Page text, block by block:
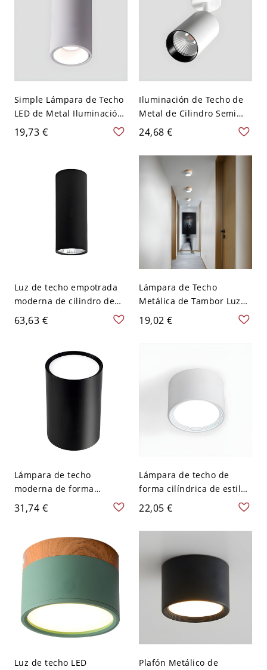
Simple Lámpara de Techo
LED de Metal Iluminación
de Techo de Cilindro para
Pasillo - 110 A 120 V
19,73 €
Iluminación de Techo de
Metal de Cilindro Semi
Plafón LED Ajustable
Simple para Pasillo - 110
A 120 V Blanco Luz cálida
24,68 €
Luz de techo empotrada
moderna de cilindro de
metal con 1 luz - Negro
110 A 120 V 30,48 cm
63,63 €
Lámpara de Techo
Metálica de Tambor Luz
de Techo LED Nórdica
para Cuarto - Blanco 110
19,02 €
Lámpara de techo
moderna de forma
cilíndrica de aluminio con
1 luz para estudio o sala
120 V 7,62 cm Blanco
31,74 €
Lámpara de techo de
forma cilíndrica de estilo
moderno, metal, 1 luz,
iluminación de techo para
restaurante - Blanco 110
22,05 €
Luz de techo LED
Plafón Metálico de